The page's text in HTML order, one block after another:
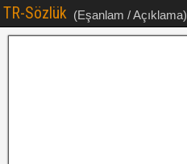
TR-Sözlük (Eşanlam / Açıklama)